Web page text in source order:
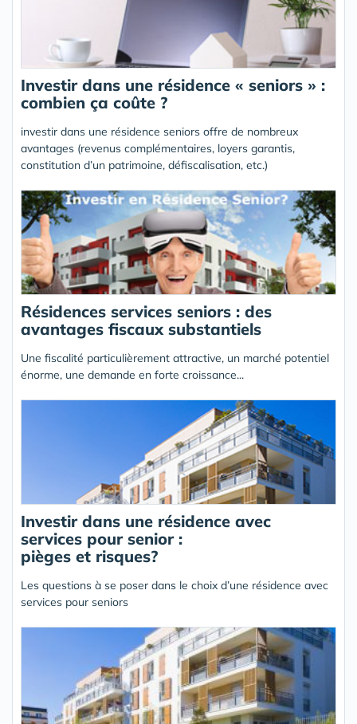
Investir dans une résidence « seniors » :
combien ça coûte ?
investir dans une résidence seniors offre de nombreux
avantages (revenus complémentaires, loyers garantis,
constitution d’un patrimoine, défiscalisation, etc.)
Résidences services seniors : des
avantages fiscaux substantiels
Une fiscalité particulièrement attractive, un marché potentiel
énorme, une demande en forte croissance...
Investir dans une résidence avec
services pour senior :
pièges et risques?
Les questions à se poser dans le choix d’une résidence avec
services pour seniors